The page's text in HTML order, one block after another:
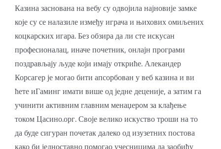
Казина заснована на вебу су одвојила најновије замке
које су се налазиле између играча и њихових омиљених
коцкарских игара. Без обзира да ли сте искусан
професионалац, иначе почетник, онлајн програми
поздрављају људе који имају откриће. Алекандер
Корсагер је могао бити апсорбован у веб казина и ви
ћете иГаминг имати више од једне деценије, а затим га
учинити активним главним менаџером за клађење
током Цасино.орг. Своје велико искуство троши на то
да буде сигуран почетак далеко од изузетних постова